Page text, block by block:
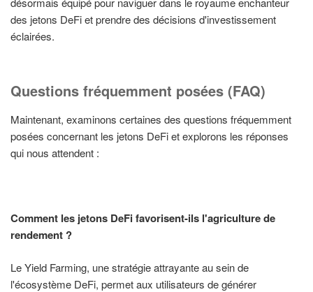
des jetons DeFi et prendre des décisions d'investissement
éclairées.
Questions fréquemment posées (FAQ)
Maintenant, examinons certaines des questions fréquemment
posées concernant les jetons DeFi et explorons les réponses
qui nous attendent :
Comment les jetons DeFi favorisent-ils l'agriculture de
rendement ?
Le Yield Farming, une stratégie attrayante au sein de
l'écosystème DeFi, permet aux utilisateurs de générer